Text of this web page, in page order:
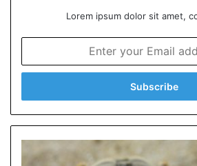
Lorem ipsum dolor sit amet,
t
r
y